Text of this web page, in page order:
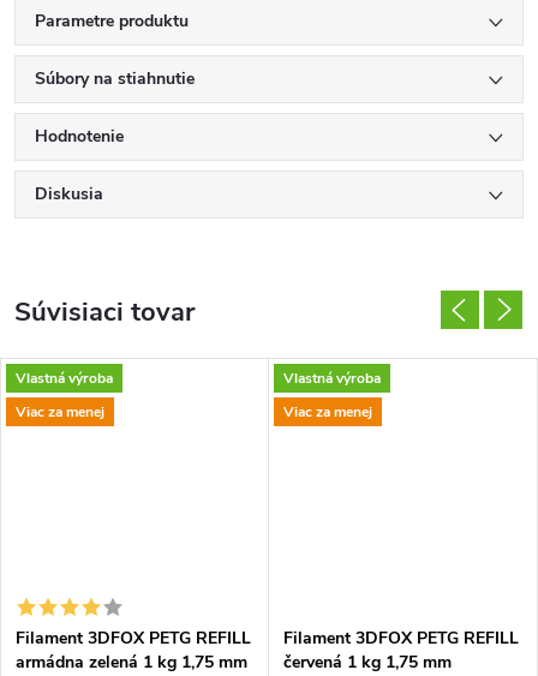
Parametre produktu
Súbory na stiahnutie
Hodnotenie
Diskusia
Súvisiaci tovar
Vlastná výroba
Viac za menej
Filament 3DFOX PETG REFILL
armádna zelená 1 kg 1,75 mm
Vlastná výroba
Viac za menej
Filament 3DFOX PETG REFILL
červená 1 kg 1,75 mm